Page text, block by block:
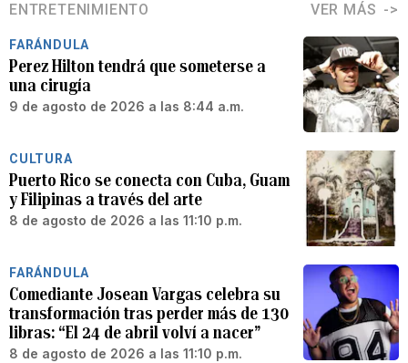
ENTRETENIMIENTO VER MÁS
FARÁNDULA
Perez Hilton tendrá que someterse a
una cirugía
9 de agosto de 2026 a las 8:44 a.m.
CULTURA
Puerto Rico se conecta con Cuba, Guam
y Filipinas a través del arte
8 de agosto de 2026 a las 11:10 p.m.
FARÁNDULA
Comediante Josean Vargas celebra su
transformación tras perder más de 130
libras: “El 24 de abril volví a nacer”
8 de agosto de 2026 a las 11:10 p.m.